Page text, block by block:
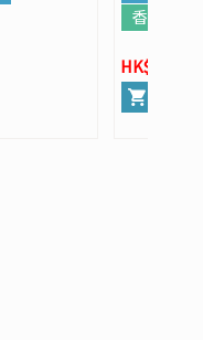
香港版
HK$568